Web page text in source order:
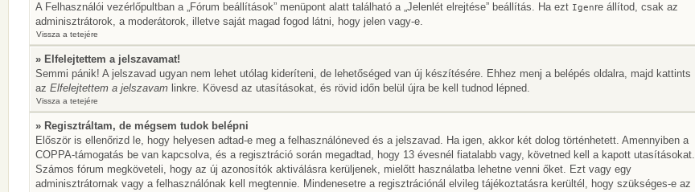
A Felhasználói vezérlőpultban a „Fórum beállítások” menüpont alatt található a „Jelenlét elrejtése” beállítás. Ha ezt Igenre állítod, csak az
adminisztrátorok, a moderátorok, illetve saját magad fogod látni, hogy jelen vagy-e.
Vissza a tetejére
» Elfelejtettem a jelszavamat!
Semmi pánik! A jelszavad ugyan nem lehet utólag kideríteni, de lehetőséged van új készítésére. Ehhez menj a belépés oldalra, majd kattints
az Elfelejtettem a jelszavam linkre. Kövesd az utasításokat, és rövid időn belül újra be kell tudnod lépned.
Vissza a tetejére
» Regisztráltam, de mégsem tudok belépni
Először is ellenőrizd le, hogy helyesen adtad-e meg a felhasználóneved és a jelszavad. Ha igen, akkor két dolog történhetett. Amennyiben a
COPPA-támogatás be van kapcsolva, és a regisztráció során megadtad, hogy 13 évesnél fiatalabb vagy, követned kell a kapott utasításokat.
Számos fórum megköveteli, hogy az új azonosítók aktiválásra kerüljenek, mielőtt használatba lehetne venni őket. Ezt vagy egy
adminisztrátornak vagy a felhasználónak kell megtennie. Mindenesetre a regisztrációnál elvileg tájékoztatásra kerültél, hogy szükséges-e az